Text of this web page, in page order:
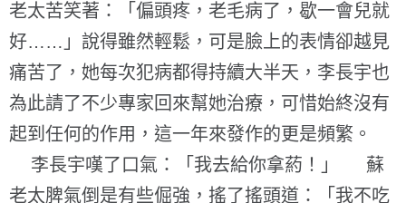
老太苦笑著：「偏頭疼，老毛病了，歇一會兒就
好……」說得雖然輕鬆，可是臉上的表情卻越見
痛苦了，她每次犯病都得持續大半天，李長宇也
為此請了不少專家回來幫她治療，可惜始終沒有
起到任何的作用，這一年來發作的更是頻繁。
李長宇嘆了口氣：「我去給你拿葯！」 蘇
老太脾氣倒是有些倔強，搖了搖頭道：「我不吃